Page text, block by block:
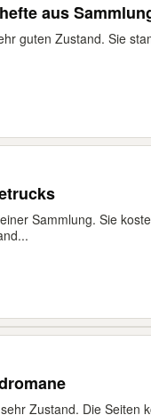
Fotohefte aus
guten Zustand. Sie
Sammlung. Sie
Irlandromane
Zustand. Die Seiten